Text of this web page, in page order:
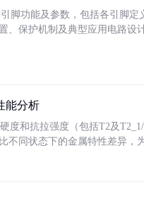
脚功能及参数，包括各引脚
、保护机制及典型应用电路设
能分析
度和抗拉强度（包括T2及
不同状态下的金属特性差异，